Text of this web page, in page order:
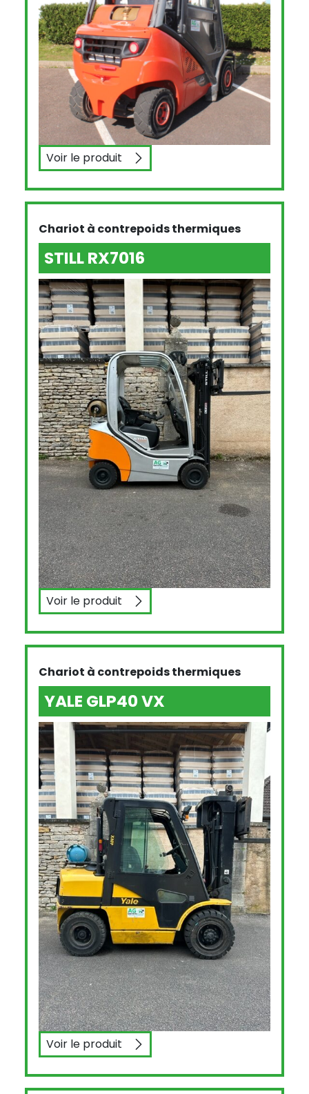
Voir le produitFENWICK H20T-01
Chariot à contrepoids thermiques
STILL RX7016
Voir le produitSTILL RX7016
Chariot à contrepoids thermiques
YALE GLP40 VX
Voir le produitYALE GLP40 VX